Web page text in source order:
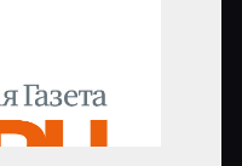
решать сложные